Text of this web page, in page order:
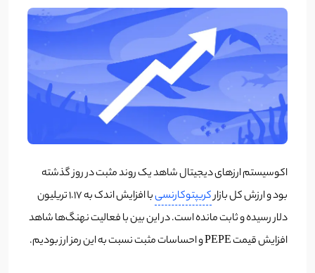
اکوسیستم ارزهای دیجیتال شاهد یک روند مثبت در روز گذشته
بود و ارزش کل بازارکریپتوکارنسی
با افزایش اندک به 1.17 تریلیون
دلار رسیده و ثابت مانده است. در این بین با فعالیت نهنگ‌ها شاهد
افزایش قیمت PEPE و احساسات مثبت نسبت به این رمز ارز بودیم.